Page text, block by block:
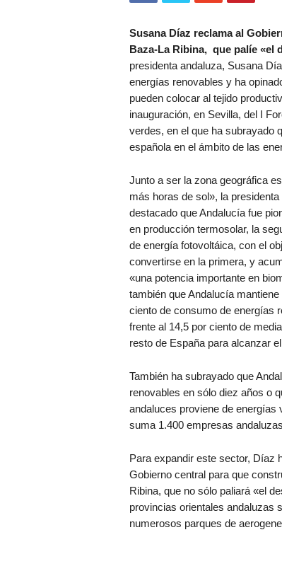
Susana Díaz reclama al
Baza-La Ribina, que palíe «el
presidenta andaluza, Susana
energías renovables y ha
pueden colocar al tejido
inauguración, en Sevilla, del I
verdes, en el que ha subrayado
española en el ámbito de las
Junto a ser la zona geográfica
más horas de sol», la presidenta
destacado que Andalucía fue
en producción termosolar, la
de energía fotovoltáica, con el
convertirse en la primera, y
«una potencia importante en
también que Andalucía
ciento de consumo de energías
frente al 14,5 por ciento de
resto de España para alcanzar
También ha subrayado que
renovables en sólo diez años o
andaluces proviene de energías
suma 1.400 empresas
Para expandir este sector, Díaz
Gobierno central para que
Ribina, que no sólo paliará «el
provincias orientales andaluzas
numerosos parques de